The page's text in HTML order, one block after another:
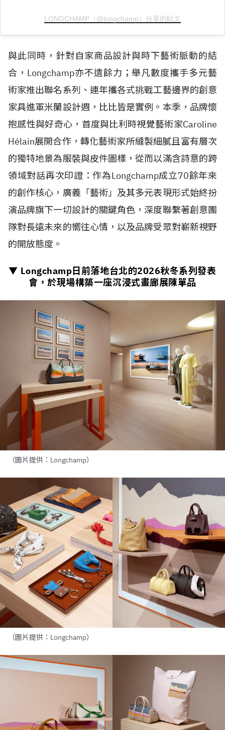
LONGCHAMP（@longchamp）分享的貼文
與此同時，針對自家商品設計與時下藝術脈動的結
合，Longchamp亦不遺餘力；舉凡數度攜手多元藝
術家推出聯名系列、連年攜各式挑戰工藝邊界的創意
家具進軍米蘭設計週，比比皆是實例。本季，品牌懷
抱感性與好奇心，首度與比利時視覺藝術家Caroline
Hélain展開合作，轉化藝術家所縫製細膩且富有層次
的獨特地景為服裝與皮件圖樣，從而以滿含詩意的跨
領域對話再次印證：作為Longchamp成立70餘年來
的創作核心，廣義「藝術」及其多元表現形式始終扮
演品牌旗下一切設計的關鍵角色，深度聯繫著創意團
隊對長遠未來的嚮往心情，以及品牌受眾對嶄新視野
的開放態度。
▼ Longchamp日前落地台北的2026秋冬系列發表
會，於現場構築一座沉浸式畫廊展陳單品
（圖片提供：Longchamp）
（圖片提供：Longchamp）